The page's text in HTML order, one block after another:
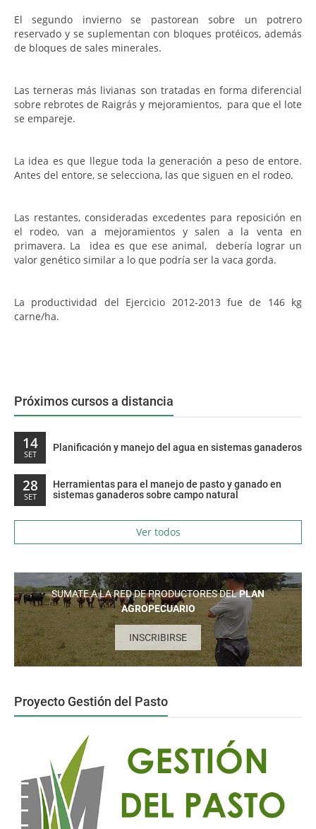
El segundo invierno se pastorean sobre un potrero
reservado y se suplementan con bloques protéicos, además
de bloques de sales minerales.
Las terneras más livianas son tratadas en forma diferencial
sobre rebrotes de Raigrás y mejoramientos, para que el lote
se empareje.
La idea es que llegue toda la generación a peso de entore.
Antes del entore, se selecciona, las que siguen en el rodeo.
Las restantes, consideradas excedentes para reposición en
el rodeo, van a mejoramientos y salen a la venta en
primavera. La idea es que ese animal, debería lograr un
valor genético similar a lo que podría ser la vaca gorda.
La productividad del Ejercicio 2012-2013 fue de 146 kg
carne/ha.
Próximos cursos a distancia
14
SET
Planificación y manejo del agua en sistemas ganaderos
28
SET
Herramientas para el manejo de pasto y ganado en
sistemas ganaderos sobre campo natural
Ver todos
SUMATE A LA RED DE PRODUCTORES DELPLAN
AGROPECUARIO
INSCRIBIRSE
Proyecto Gestión del Pasto